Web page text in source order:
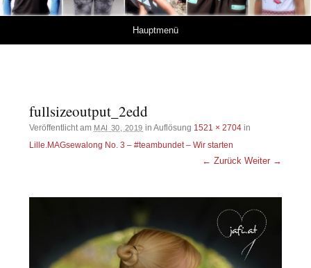
Hauptmenü
fullsizeoutput_2edd
Veröffentlicht am MAI 30, 2019 in Auflösung 1521 × 2704 in
Lille.MAGsewalong No. 3 – #teambundet – Wir starten
← Zurück Weiter →